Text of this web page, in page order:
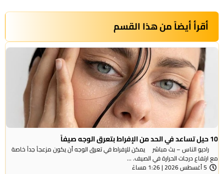
أقرأ أيضاً من هذا القسم
10 حيل تساعد في الحد من الإفراط بتعرق الوجه صيفاً
راديو الناس – بث مباشر يمكن للإفراط في تعرق الوجه أن يكون مزعجاً جداً خاصة
مع ارتفاع درجات الحرارة في الصيف. ...
5 أغسطس 2026 | 1:26 مساءً